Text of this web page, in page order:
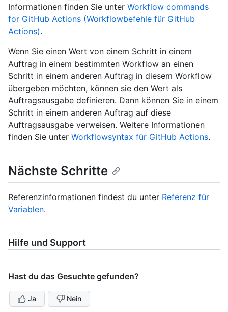
Informationen finden Sie unter Workflow commands
for GitHub Actions (Workflowbefehle für GitHub
Actions).
Wenn Sie einen Wert von einem Schritt in einem
Auftrag in einem bestimmten Workflow an einen
Schritt in einem anderen Auftrag in diesem Workflow
übergeben möchten, können sie den Wert als
Auftragsausgabe definieren. Dann können Sie in einem
Schritt in einem anderen Auftrag auf diese
Auftragsausgabe verweisen. Weitere Informationen
finden Sie unter Workflowsyntax für GitHub Actions.
Nächste Schritte
Referenzinformationen findest du unter Referenz für
Variablen.
Hilfe und Support
Hast du das Gesuchte gefunden?
Ja Nein